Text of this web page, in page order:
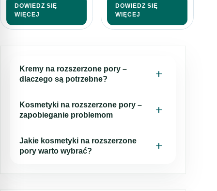
DOWIEDZ SIĘ
WIĘCEJ
DOWIEDZ SIĘ
WIĘCEJ
Kremy na rozszerzone pory –
dlaczego są potrzebne?
przyczyny. To między innymi:
niedokładne oczyszczanie twarzy,
nadprodukcja sebum,
Kosmetyki na rozszerzone pory –
zapobieganie problemom
martwe komórki naskórka i nadmiar sebum.
zanieczyszczeń zalega w rozszerzonych
Jakie kosmetyki na rozszerzone
pory warto wybrać?